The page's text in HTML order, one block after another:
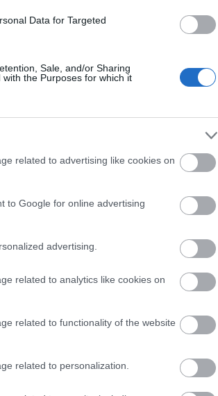
Data for Targeted
Sale, and/or Sharing
the Purposes for which it
related to advertising like cookies on
to Google for online advertising
advertising.
related to analytics like cookies on
related to functionality of the website
related to personalization.
térségében a délelőtti órákig
várható
- közölte az Országos
a Facebook-oldalra